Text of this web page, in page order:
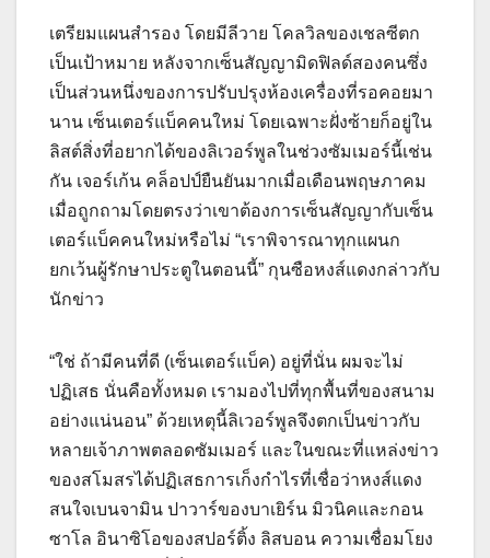
เตรียมแผนสำรอง โดยมีลีวาย โคลวิลของเชลซีตก
เป็นเป้าหมาย หลังจากเซ็นสัญญามิดฟิลด์สองคนซึ่ง
เป็นส่วนหนึ่งของการปรับปรุงห้องเครื่องที่รอคอยมา
นาน เซ็นเตอร์แบ็คคนใหม่ โดยเฉพาะฝั่งซ้ายก็อยู่ใน
ลิสต์สิ่งที่อยากได้ของลิเวอร์พูลในช่วงซัมเมอร์นี้เช่น
กัน เจอร์เก้น คล็อปป์ยืนยันมากเมื่อเดือนพฤษภาคม
เมื่อถูกถามโดยตรงว่าเขาต้องการเซ็นสัญญากับเซ็น
เตอร์แบ็คคนใหม่หรือไม่ “เราพิจารณาทุกแผนก
ยกเว้นผู้รักษาประตูในตอนนี้” กุนซือหงส์แดงกล่าวกับ
นักข่าว
“ใช่ ถ้ามีคนที่ดี (เซ็นเตอร์แบ็ค) อยู่ที่นั่น ผมจะไม่
ปฏิเสธ นั่นคือทั้งหมด เรามองไปที่ทุกพื้นที่ของสนาม
อย่างแน่นอน” ด้วยเหตุนี้ลิเวอร์พูลจึงตกเป็นข่าวกับ
หลายเจ้าภาพตลอดซัมเมอร์ และในขณะที่แหล่งข่าว
ของสโมสรได้ปฏิเสธการเก็งกำไรที่เชื่อว่าหงส์แดง
สนใจเบนจามิน ปาวาร์ของบาเยิร์น มิวนิคและกอน
ซาโล อินาซิโอของสปอร์ติ้ง ลิสบอน ความเชื่อมโยง